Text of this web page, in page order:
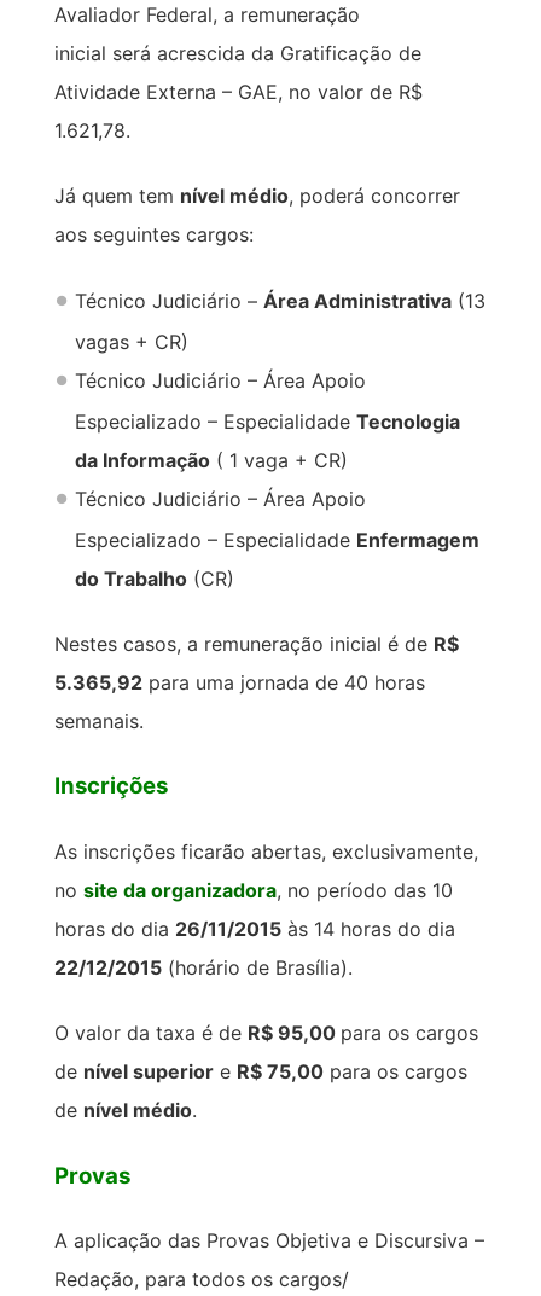
Avaliador Federal, a remuneração
inicial será acrescida da Gratificação de
Atividade Externa – GAE, no valor de R$
1.621,78.
Já quem tem nível médio, poderá concorrer
aos seguintes cargos:
Técnico Judiciário – Área Administrativa(13
vagas + CR)
Técnico Judiciário – Área Apoio
Especializado – Especialidade Tecnologia
da Informação( 1 vaga + CR)
Técnico Judiciário – Área Apoio
Especializado – Especialidade Enfermagem
do Trabalho(CR)
Nestes casos, a remuneração inicial é de R$
5.365,92para uma jornada de 40 horas
semanais.
Inscrições
As inscrições ficarão abertas, exclusivamente,
no site da organizadora, no período das 10
horas do dia 26/11/2015às 14 horas do dia
22/12/2015(horário de Brasília).
O valor da taxa é de R$ 95,00 para os cargos
de nível superiore R$ 75,00para os cargos
de nível médio.
Provas
A aplicação das Provas Objetiva e Discursiva –
Redação, para todos os cargos/